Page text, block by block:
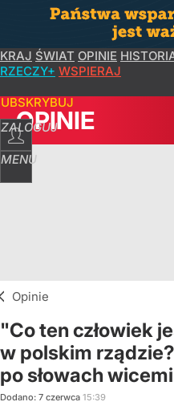
KRAJ ŚWIAT OPINIE
RZECZY+ WSPIERAJ
ZALOGUJ
MENU
OPINIE
Opinie
"Co ten człowiek
w polskim
po słowach
Dodano: 7 czerwca 15:39